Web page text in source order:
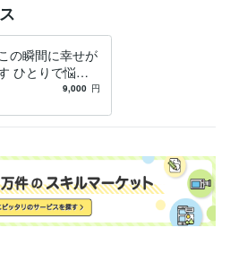
ール
年Canva:2年
満・その他
の瞬間に幸せが
ひとりで悩む
くなる“許し”の
9,000 円